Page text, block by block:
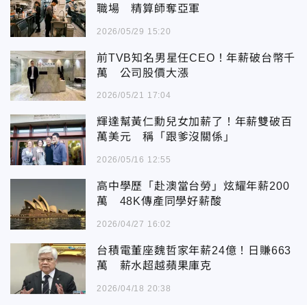
職場 精算師奪亞軍
2026/05/29 15:20
前TVB知名男星任CEO！年薪破台幣千
萬 公司股價大漲
2026/05/21 17:04
輝達幫黃仁勳兒女加薪了！年薪雙破百
萬美元 稱「跟爹沒關係」
2026/05/16 12:55
高中學歷「赴澳當台勞」炫耀年薪200
萬 48K傳產同學好薪酸
2026/04/27 16:02
台積電董座魏哲家年薪24億！日賺663
萬 薪水超越蘋果庫克
2026/04/18 20:38